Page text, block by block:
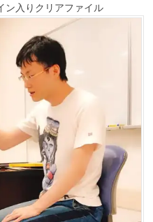
ン入りクリアファイル